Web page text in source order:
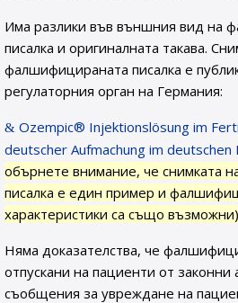
Има разлики във външния вид на
писалка и оригиналната такава.
фалшифицираната писалка е
регулаторния орган на Германия:
Ozempic® Injektionslösung im
deutscher Aufmachung im
обърнете внимание, че снимката
писалка е един пример и
характеристики са също възможни)
Няма доказателства, че
отпускани на пациенти от законни
съобщения за увреждане на